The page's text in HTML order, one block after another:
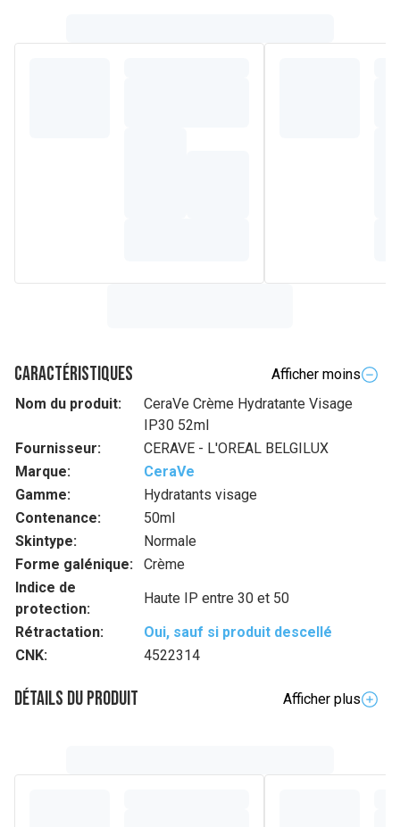
Caractéristiques
Afficher moins
Nom du produit:
CeraVe Crème Hydratante Visage
IP30 52ml
Fournisseur:
CERAVE - L'OREAL BELGILUX
Marque:
CeraVe
Gamme:
Hydratants visage
Contenance:
50ml
Skintype:
Normale
Forme galénique:
Crème
Indice de
protection:
Haute IP entre 30 et 50
Rétractation:
Oui, sauf si produit descellé
CNK:
4522314
Détails du produit
Afficher plus
céramides essentiels, d'acide hyaluronique hydratant et de